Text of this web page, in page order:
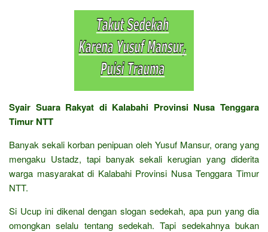
Syair Suara Rakyat di Kalabahi Provinsi Nusa Tenggara
Timur NTT
Banyak sekali korban penipuan oleh Yusuf Mansur, orang yang
mengaku Ustadz, tapi banyak sekali kerugian yang diderita
warga masyarakat di Kalabahi Provinsi Nusa Tenggara Timur
NTT.
Si Ucup ini dikenal dengan slogan sedekah, apa pun yang dia
omongkan selalu tentang sedekah. Tapi sedekahnya bukan